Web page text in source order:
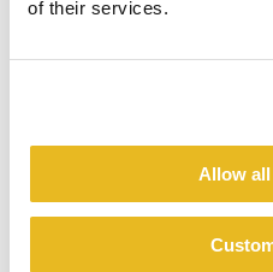
of their services.
Allow